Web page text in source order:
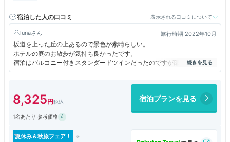
宿泊した人の口コミ
表示される口コミについて
luna 旅行時期 2022年10月
坂道を上った丘の上あるので景色が素晴らしい。
ホテルの庭のお散歩が気持ち良かったです。
宿泊はバルコニー付きスタンダードツインだったのですが部屋からは
海は見えずバルコニーに出ると右手に見えました。
8,325 宿泊プランを見る
1名あたり 参考価格
夏休み＆秋旅フェア！